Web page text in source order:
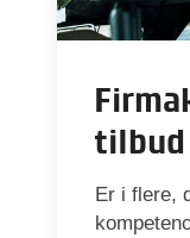
tilbud
Er i flere,